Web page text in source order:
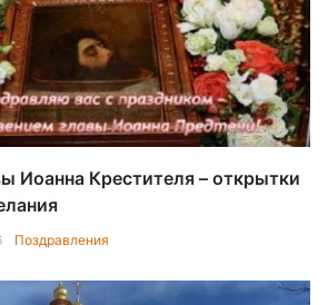
Иоанна Крестителя – открытки
Поздравления